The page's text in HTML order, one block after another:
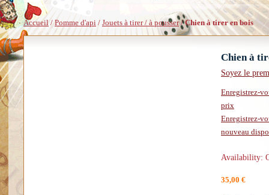
Accueil /Pomme d'api / Jouets à tirer / à pousser /Chien à tirer en bois
Chien à
Soyez le
Enregistrez-
prix
Enregistrez-
nouveau
Availability:
35,00 €